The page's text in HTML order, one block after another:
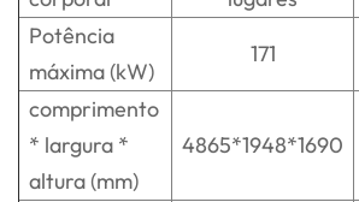
Potência
máxima (kW)
171
comprimento
* largura *
altura (mm)
4865*1948*1690